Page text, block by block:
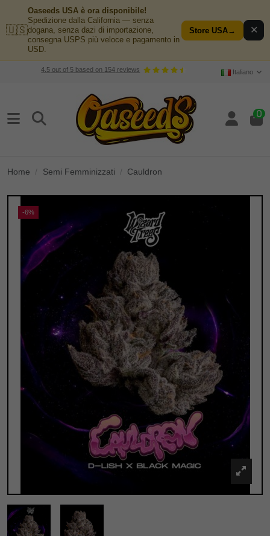
🇺🇸
Oaseeds USA è ora disponibile!
Spedizione dalla California — senza
dogana, senza dazi di importazione,
consegna USPS più veloce e pagamento in
USD.
Store USA→ ✕
4.5 out of 5 based on 154 reviews Italiano
0
Home Semi Femminizzati Cauldron
-6%